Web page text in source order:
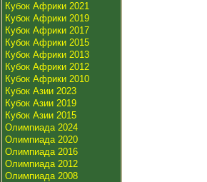
Кубок Африки 2021
Кубок Африки 2019
Кубок Африки 2017
Кубок Африки 2015
Кубок Африки 2013
Кубок Африки 2012
Кубок Африки 2010
Кубок Азии 2023
Кубок Азии 2019
Кубок Азии 2015
Олимпиада 2024
Олимпиада 2020
Олимпиада 2016
Олимпиада 2012
Олимпиада 2008